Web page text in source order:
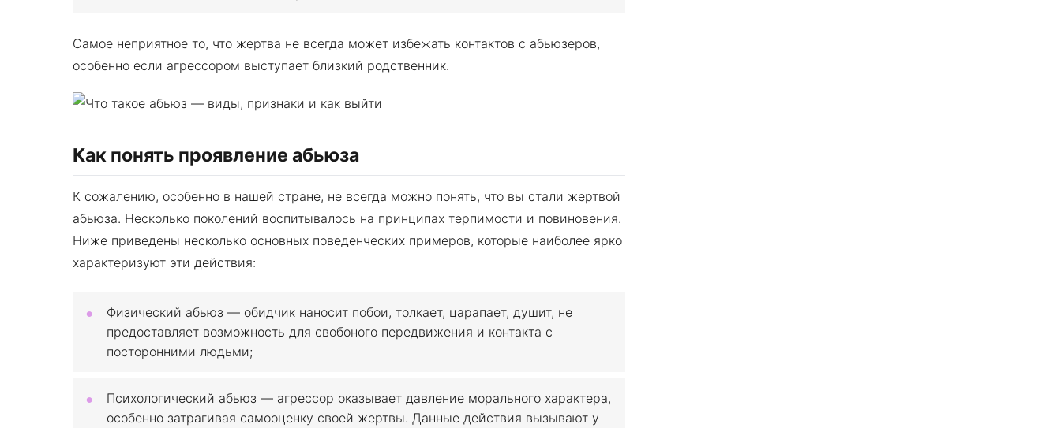
Самое неприятное то, что жертва не всегда может избежать контактов с абьюзеров,
особенно если агрессором выступает близкий родственник.
Как понять проявление абьюза
К сожалению, особенно в нашей стране, не всегда можно понять, что вы стали жертвой
абьюза. Несколько поколений воспитывалось на принципах терпимости и повиновения.
Ниже приведены несколько основных поведенческих примеров, которые наиболее ярко
характеризуют эти действия:
Физический абьюз — обидчик наносит побои, толкает, царапает, душит, не
предоставляет возможность для свобоного передвижения и контакта с
посторонними людьми;
Психологический абьюз — агрессор оказывает давление морального характера,
особенно затрагивая самооценку своей жертвы. Данные действия вызывают у